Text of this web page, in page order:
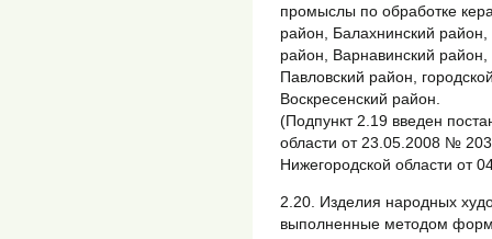
промыслы по обработке
район, Балахнинский
район, Варнавинский район,
Павловский район,
Воскресенский район.
(Подпункт 2.19 введен
области от 23.05.2008 №
Нижегородской области от
2.20. Изделия народных
выполненные методом